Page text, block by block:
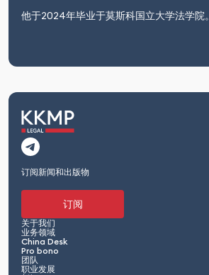
他于2024年毕业于莫斯科国立大学法学院。
订阅新闻和出版物
订阅
关于我们
业务领域
China Desk
Pro bono
团队
职业发展